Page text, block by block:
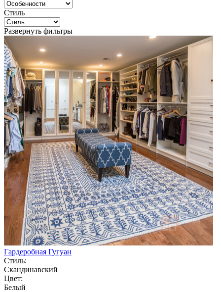
Стиль
Развернуть фильтры
Гардеробная Гугуан
Стиль:
Скандинавский
Цвет:
Белый